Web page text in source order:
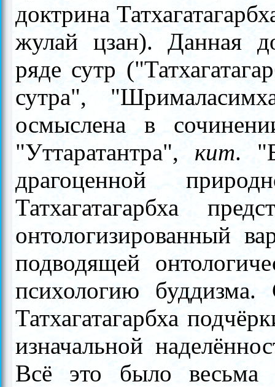
доктрина
жулай цзан). Данная
ряде сутр
сутра",
осмыслена в
"Уттаратантра", кит.
драгоценной
Татхагатагарбха
онтологизированный
подводящей
психологию
Татхагатагарбха
изначальной
Всё это было весьма